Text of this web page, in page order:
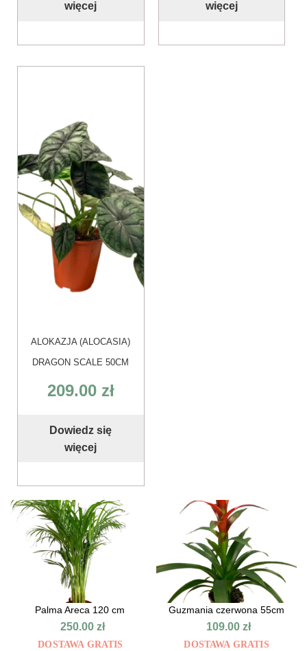
więcej więcej
ALOKAZJA (ALOCASIA)
DRAGON SCALE 50CM
209.00 zł
Dowiedz się
więcej
Palma Areca 120 cm
250.00 zł
DOSTAWA GRATIS
Guzmania czerwona 55cm
109.00zł
DOSTAWA GRATIS